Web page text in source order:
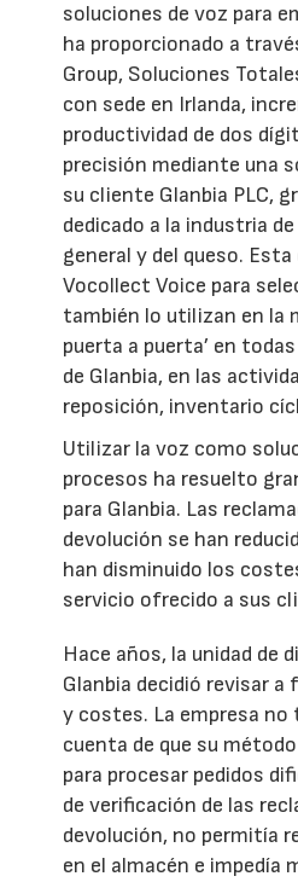
soluciones de voz para
ha proporcionado a
Group, Soluciones
con sede en Irlanda,
productividad de dos
precisión mediante una
su cliente Glanbia PLC,
dedicado a la industria
general y del queso.
Vocollect Voice para
también lo utilizan en la
puerta a puerta’ en
de Glanbia, en las
reposición, inventario
Utilizar la voz como
procesos ha resuelto
para Glanbia. Las
devolución se han
han disminuido los
servicio ofrecido a sus
Hace años, la unidad de
Glanbia decidió revisar a
y costes. La empresa no
cuenta de que su
para procesar pedidos
de verificación de las
devolución, no permitía
en el almacén e impedía